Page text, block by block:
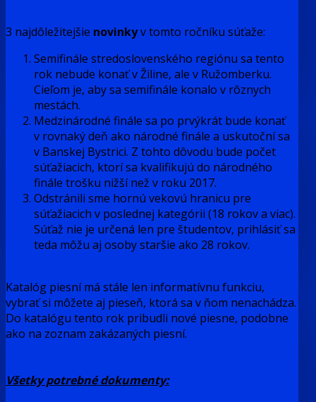
3 najdôležitejšie novinkyv tomto ročníku súťaže:
Semifinále stredoslovenského regiónu sa tento
rok nebude konať v Žiline, ale v Ružomberku.
Cieľom je, aby sa semifinále konalo v rôznych
mestách.
Medzinárodné finále sa po prvýkrát bude konať
v rovnaký deň ako národné finále a uskutoční sa
v Banskej Bystrici. Z tohto dôvodu bude počet
súťažiacich, ktorí sa kvalifikujú do národného
finále trošku nižší než v roku 2017.
Odstránili sme hornú vekovú hranicu pre
súťažiacich v poslednej kategórii (18 rokov a viac).
Súťaž nie je určená len pre študentov, prihlásiť sa
teda môžu aj osoby staršie ako 28 rokov.
Katalóg piesní má stále len informatívnu funkciu,
vybrať si môžete aj pieseň, ktorá sa v ňom nenachádza.
Do katalógu tento rok pribudli nové piesne, podobne
ako na zoznam zakázaných piesní.
Všetky potrebné dokumenty: